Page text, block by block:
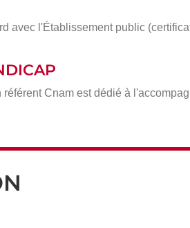
avec l'Établissement public
Cnam est dédié à